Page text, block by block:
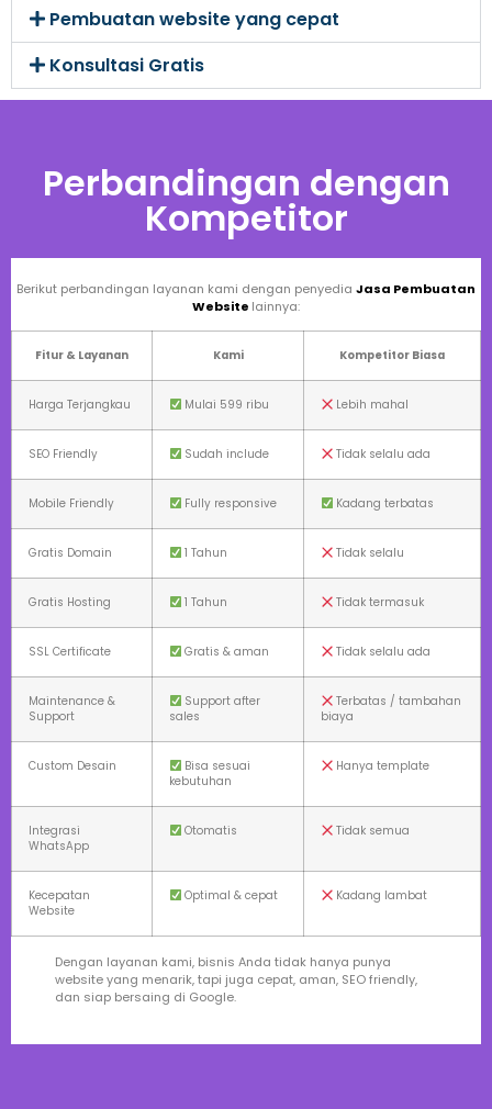
Pembuatan website yang cepat
Konsultasi Gratis
Perbandingan dengan
Kompetitor
Berikut perbandingan layanan kami dengan penyedia Jasa Pembuatan
Website lainnya:
Fitur & Layanan Kami Kompetitor Biasa
Harga Terjangkau Mulai 599 ribu Lebih mahal
SEO Friendly Sudah include Tidak selalu ada
Mobile Friendly Fully responsive Kadang terbatas
Gratis Domain 1 Tahun Tidak selalu
Gratis Hosting 1 Tahun Tidak termasuk
SSL Certificate Gratis & aman Tidak selalu ada
Maintenance &
Support
Support after
sales
Terbatas / tambahan
biaya
Custom Desain
Bisa sesuai
kebutuhan
Hanya template
Integrasi
WhatsApp
Otomatis Tidak semua
Kecepatan
Website
Optimal & cepat Kadang lambat
Dengan layanan kami, bisnis Anda tidak hanya punya
website yang menarik, tapi juga cepat, aman, SEO friendly,
dan siap bersaing di Google.